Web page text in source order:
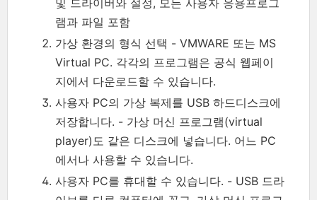
램과 파일 포함
가상 환경의 형식 선택 - VMWARE 또는 MS
Virtual PC. 각각의 프로그램은 공식 웹페이
지에서 다운로드할 수 있습니다.
사용자 PC의 가상 복제를 USB 하드디스크에
저장합니다. - 가상 머신 프로그램(virtual
player)도 같은 디스크에 넣습니다. 어느 PC
에서나 사용할 수 있습니다.
사용자 PC를 휴대할 수 있습니다. - USB 드라